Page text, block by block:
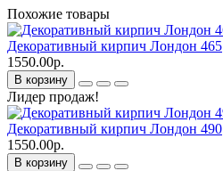
Похожие товары
Декоративный кирпич Лондон 465
1550.00р.
В корзину
Лидер продаж!
Декоративный кирпич Лондон 490
1550.00р.
В корзину